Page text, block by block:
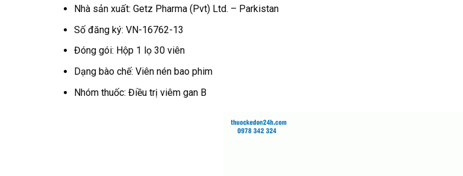
Nhà sản xuất: Getz Pharma (Pvt) Ltd. – Parkistan
Số đăng ký: VN-16762-13
Đóng gói: Hộp 1 lọ 30 viên
Dạng bào chế: Viên nén bao phim
Nhóm thuốc: Điều trị viêm gan B